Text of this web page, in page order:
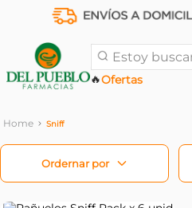
Estoy buscando...
Ofertas
🔥
Sniff